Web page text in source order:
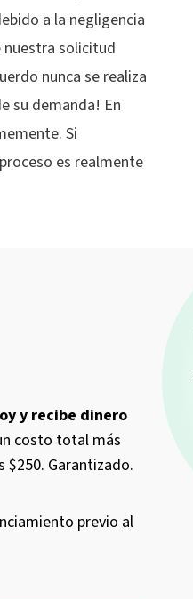
a la negligencia
solicitud
nunca se realiza
su demanda! En
Si
es realmente
y recibe dinero
costo total más
Garantizado.
previo al